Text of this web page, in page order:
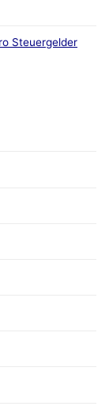
Steuergelder